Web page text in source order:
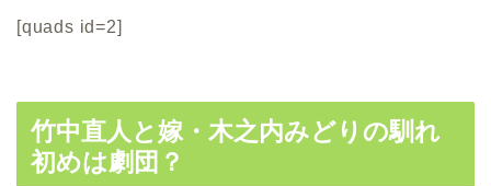
[quads id=2]
竹中直人と嫁・木之内みどりの馴れ
初めは劇団？